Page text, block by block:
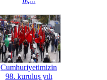
Cumhuriyetimizin
98. kuruluş yılı